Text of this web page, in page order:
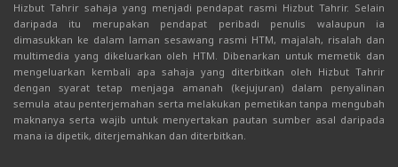
Hizbut Tahrir sahaja yang menjadi pendapat rasmi Hizbut Tahrir. Selain
daripada itu merupakan pendapat peribadi penulis walaupun ia
dimasukkan ke dalam laman sesawang rasmi HTM, majalah, risalah dan
multimedia yang dikeluarkan oleh HTM. Dibenarkan untuk memetik dan
mengeluarkan kembali apa sahaja yang diterbitkan oleh Hizbut Tahrir
dengan syarat tetap menjaga amanah (kejujuran) dalam penyalinan
semula atau penterjemahan serta melakukan pemetikan tanpa mengubah
maknanya serta wajib untuk menyertakan pautan sumber asal daripada
mana ia dipetik, diterjemahkan dan diterbitkan.